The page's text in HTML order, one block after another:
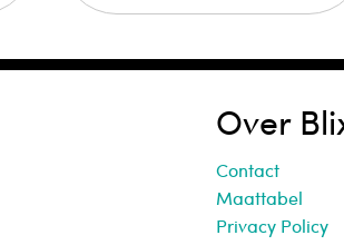
Over
Contact
Maattabel
Privacy Policy